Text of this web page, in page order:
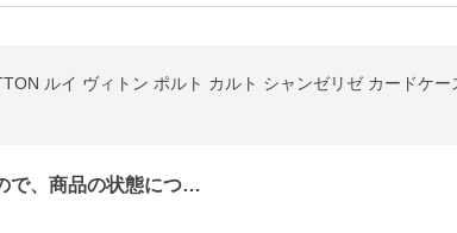
ルイ ヴィトン ポルト カルト シャンゼリゼ カードケ
で、商品の状態につ…